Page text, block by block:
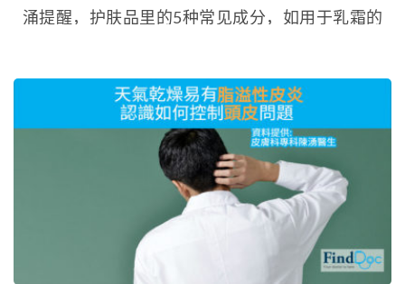
涌提醒，护肤品里的5种常见成分，如用于乳霜的
害健康，但有可能导致过敏和生暗疮。 柔软剂可
能会堵塞毛孔 不少护肤品经常标榜使用后皮肤如
剥壳鸡蛋般白滑，其实乳霜、防晒等产品许多都含
有柔软剂Cyclopentasiloxane（环戊…